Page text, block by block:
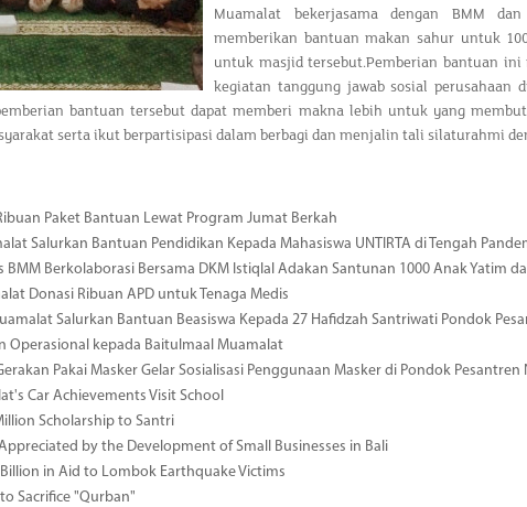
Muamalat bekerjasama dengan BMM
memberikan bantuan makan sahur untuk
untuk masjid tersebut.Pemberian bantuan ini
kegiatan tanggung jawab sosial perusahaan
bantuan tersebut dapat memberi makna lebih untuk yang
serta ikut berpartisipasi dalam berbagi dan menjalin tali silaturahmi
Paket Bantuan Lewat Program Jumat Berkah
Salurkan Bantuan Pendidikan Kepada Mahasiswa UNTIRTA di Tengah
Berkolaborasi Bersama DKM Istiqlal Adakan Santunan 1000 Anak Yatim
Donasi Ribuan APD untuk Tenaga Medis
Salurkan Bantuan Beasiswa Kepada 27 Hafidzah Santriwati Pondok
Operasional kepada Baitulmaal Muamalat
Pakai Masker Gelar Sosialisasi Penggunaan Masker di Pondok Pesantren
Car Achievements Visit School
Scholarship to Santri
by the Development of Small Businesses in Bali
in Aid to Lombok Earthquake Victims
Sacrifice "Qurban"